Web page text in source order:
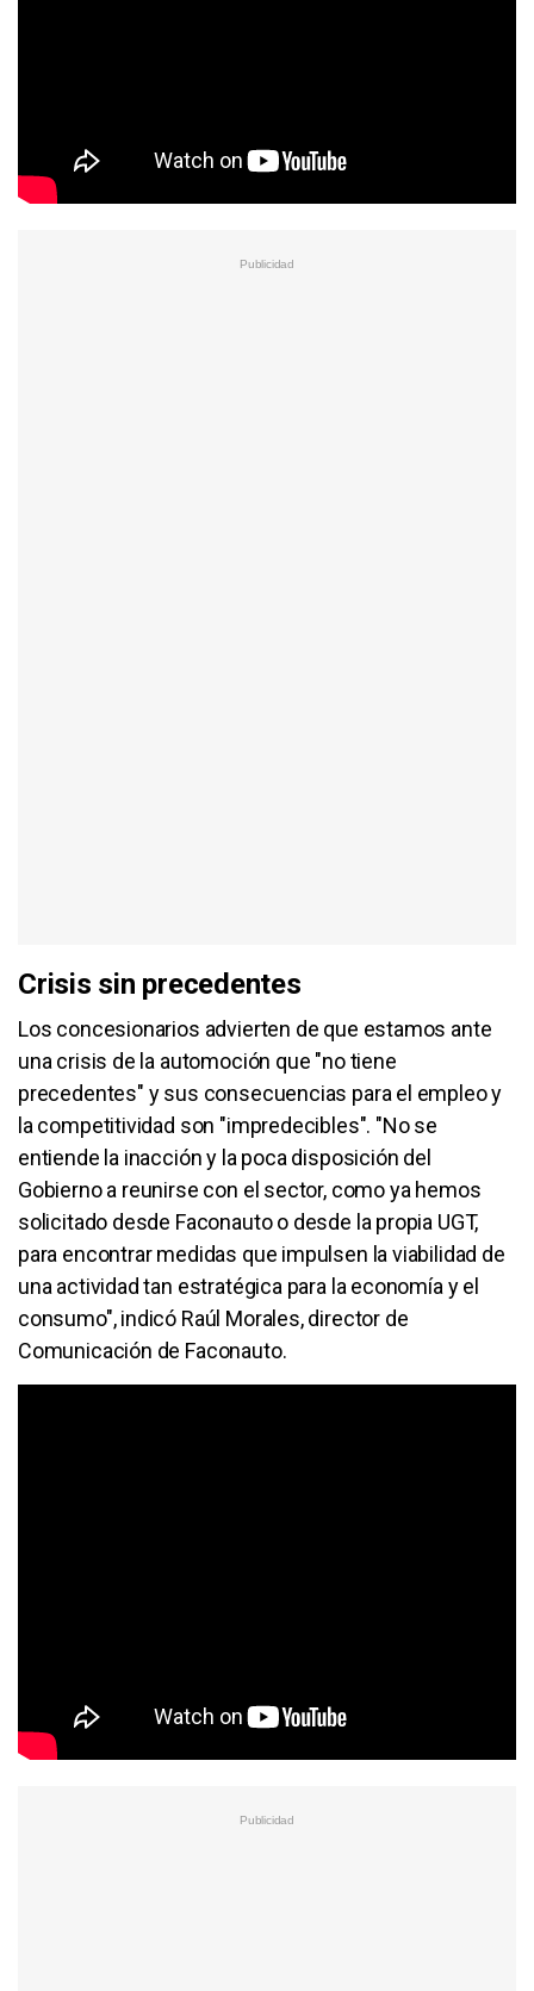
Crisis sin precedentes
Los concesionarios advierten de que estamos ante
una crisis de la automoción que "no tiene
precedentes" y sus consecuencias para el empleo y
la competitividad son "impredecibles". "No se
entiende la inacción y la poca disposición del
Gobierno a reunirse con el sector, como ya hemos
solicitado desde Faconauto o desde la propia UGT,
para encontrar medidas que impulsen la viabilidad de
una actividad tan estratégica para la economía y el
consumo", indicó Raúl Morales, director de
Comunicación de Faconauto.